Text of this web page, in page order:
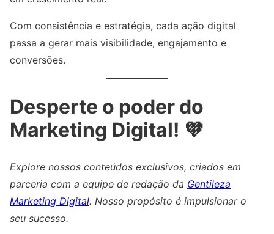
Com consistência e estratégia, cada ação digital
passa a gerar mais visibilidade, engajamento e
conversões.
Desperte o poder do
Marketing Digital! 💜
Explore nossos conteúdos exclusivos, criados em
parceria com a equipe de redação da Gentileza
Marketing Digital. Nosso propósito é impulsionar o
seu sucesso.